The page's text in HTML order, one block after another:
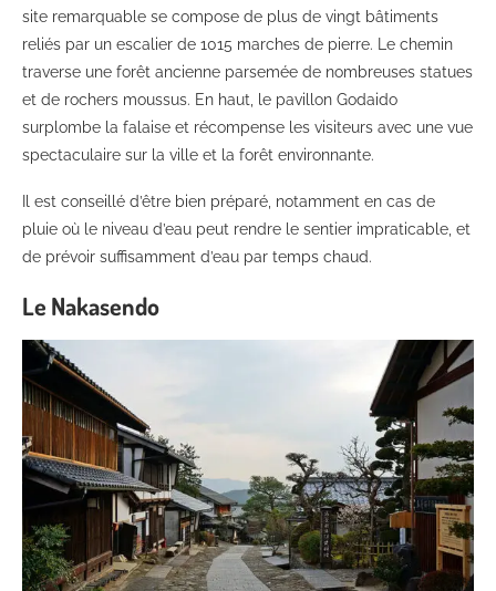
site remarquable se compose de plus de vingt bâtiments
reliés par un escalier de 1015 marches de pierre. Le chemin
traverse une forêt ancienne parsemée de nombreuses statues
et de rochers moussus. En haut, le pavillon Godaido
surplombe la falaise et récompense les visiteurs avec une vue
spectaculaire sur la ville et la forêt environnante.
Il est conseillé d’être bien préparé, notamment en cas de
pluie où le niveau d’eau peut rendre le sentier impraticable, et
de prévoir suffisamment d’eau par temps chaud.
Le Nakasendo